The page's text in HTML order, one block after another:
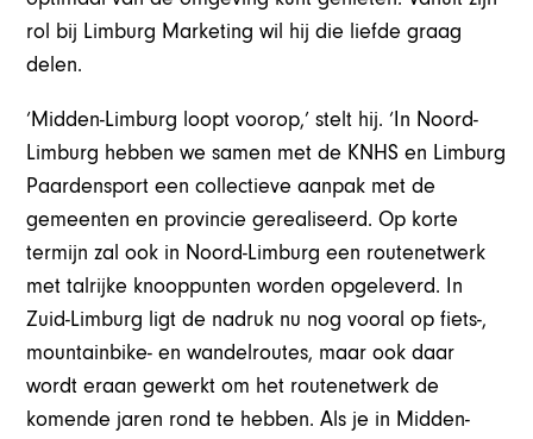
rol bij Limburg Marketing wil hij die liefde graag
delen.
‘Midden-Limburg loopt voorop,’ stelt hij. ‘In Noord-
Limburg hebben we samen met de KNHS en Limburg
Paardensport een collectieve aanpak met de
gemeenten en provincie gerealiseerd. Op korte
termijn zal ook in Noord-Limburg een routenetwerk
met talrijke knooppunten worden opgeleverd. In
Zuid-Limburg ligt de nadruk nu nog vooral op fiets-,
mountainbike- en wandelroutes, maar ook daar
wordt eraan gewerkt om het routenetwerk de
komende jaren rond te hebben. Als je in Midden-